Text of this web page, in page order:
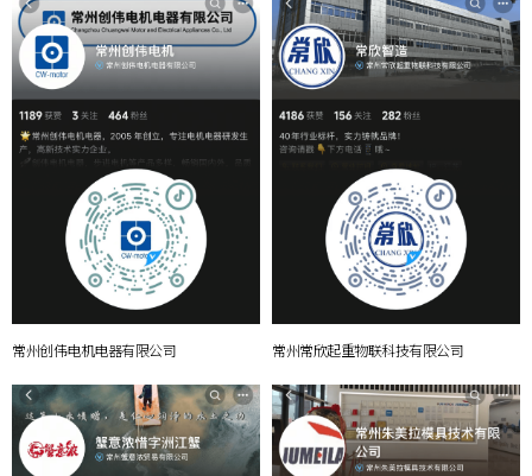
常州创伟电机电器有限公司 常州常欣起重物联科技有限公司